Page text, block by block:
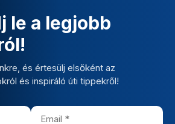
le a legjobb
és értesülj elsőként az
és inspiráló úti tippekről!